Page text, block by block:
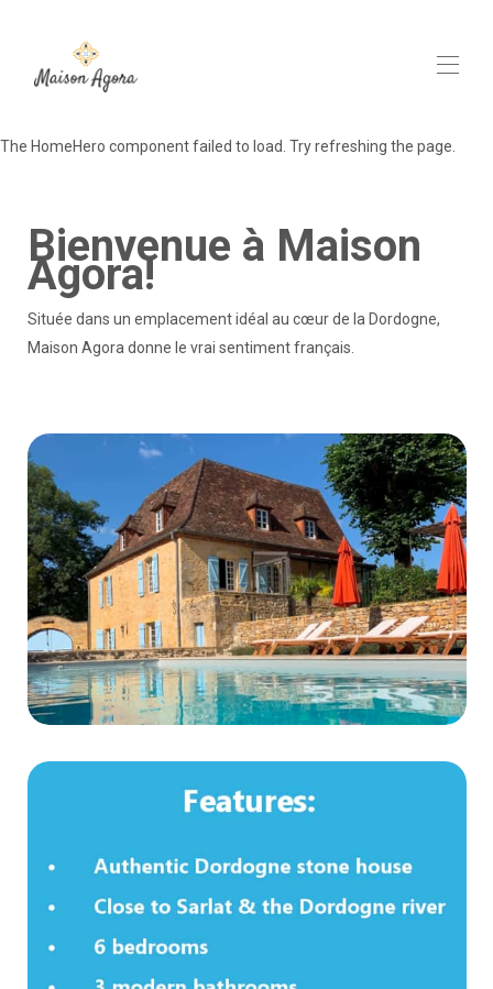
Photos
Prix & Conditions
FR ▾
The HomeHero component failed to load. Try refreshing the page.
Bienvenue à Maison
Agora!
Située dans un emplacement idéal au cœur de la Dordogne,
Maison Agora donne le vrai sentiment français.